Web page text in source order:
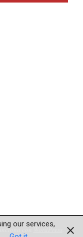
conWordPress
our services,